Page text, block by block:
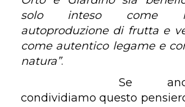
solo inteso come
autoproduzione di frutta e
come autentico legame e
natura”.
Se
condividiamo questo